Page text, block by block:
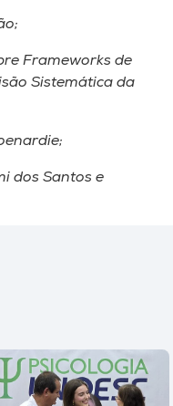
Frameworks de
Sistemática da
dos Santos e